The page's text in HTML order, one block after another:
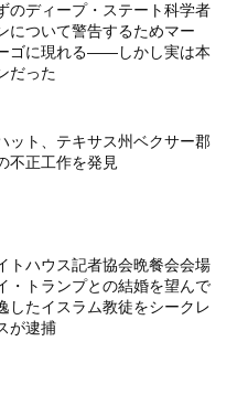
のディープ・ステート科学者
について警告するためマー
ゴに現れる――しかし実は本
だった
ット、テキサス州ベクサー郡
不正工作を発見
トハウス記者協会晩餐会会場
・トランプとの結婚を望んで
したイスラム教徒をシークレ
が逮捕